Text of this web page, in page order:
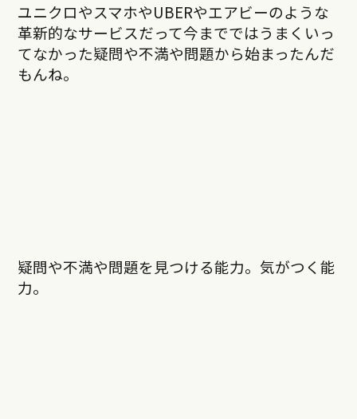
ユニクロやスマホやUBERやエアビーのような
革新的なサービスだって今までではうまくいっ
てなかった疑問や不満や問題から始まったんだ
もんね。
疑問や不満や問題を見つける能力。気がつく能
力。